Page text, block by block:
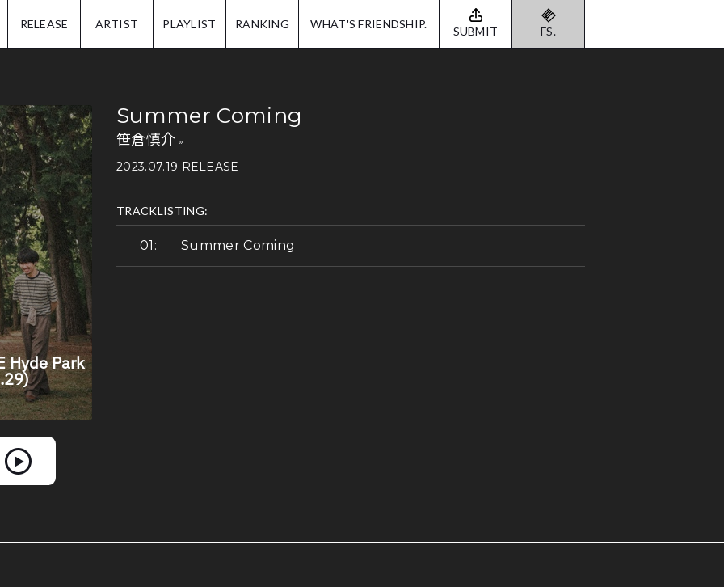
RELEASE ARTIST PLAYLIST RANKING WHAT'S FRIENDSHIP. SUBMIT FS.
Summer Coming
笹倉慎介
2023.07.19 RELEASE
TRACKLISTING:
Summer Coming